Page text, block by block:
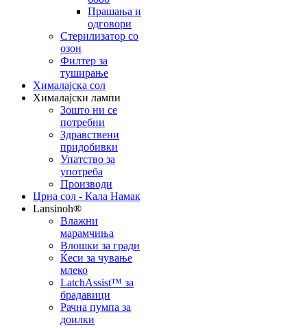
Прашања и
одговори
Стерилизатор со
озон
Филтер за
туширање
Хималајска сол
Хималајски лампи
Зошто ни се
потребни
Здравствени
придобивки
Упатство за
употреба
Производи
Црна сол - Кала Намак
Lansinoh®
Влажни
марамчиња
Влошки за гради
Ќеси за чување
млеко
LatchAssist™ за
брадавици
Рачна пумпа за
доилки